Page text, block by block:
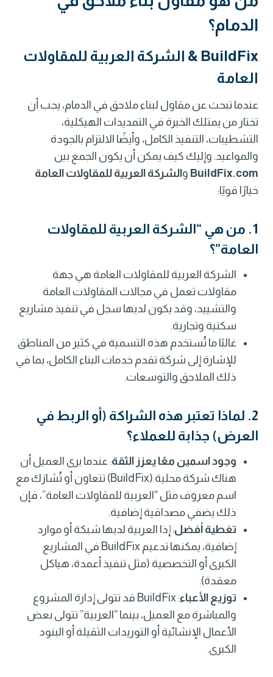
الدمام؟
BuildFix & الشركة العربية للمقاولات
العامة
عندما تبحث عن مقاول لبناء ملاحق في الدمام، يجب أن
تختار من يمتلك الخبرة في التمديدات الهيكلية،
التشطيبات، التنفيذ الكامل، وأيضًا الالتزام بالجودة
والمواعيد. وإليك كيف يمكن أن يكون الجمع بين
BuildFix.com والشركة العربية للمقاولات العامة
خيارًا قويًا:
1. من هي “الشركة العربية للمقاولات
العامة”؟
الشركة العربية للمقاولات العامة هي جهة
مقاولات تعمل في مجالات المقاولات العامة
والتشييد، وقد يكون لديها سجل في تنفيذ مشاريع
سكنية وتجارية.
غالبًا ما تُستخدم هذه التسمية في كثير من المناطق
للإشارة إلى شركة تقدم خدمات البناء الكامل، بما في
ذلك الملاحق والتوسعات.
2. لماذا تعتبر هذه الشراكة (أو الربط في
العرض) جذابة للعملاء؟
وجود اسمين معًا يعزز الثقة: عندما يرى العميل أن
هناك شركة محلية (BuildFix) تتعاون أو تُشارَك مع
اسم معروف مثل “العربية للمقاولات العامة”، فإن
ذلك يضفي مصداقية إضافية.
تغطية أفضل: إذا العربية لديها شبكة أو موارد
إضافية، يمكنها تدعيم BuildFix في المشاريع
الكبرى أو التخصصية (مثل تنفيذ أعمدة، هياكل
معقدة).
توزيع الأعباء
: BuildFix قد تتولى إدارة المشروع
والمباشرة مع العميل، بينما “العربية” تتولى بعض
الأعمال الإنشائية أو التوريدات الثقيلة أو البنود
الكبرى.